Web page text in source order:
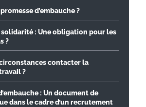
d’embauche ?
solidarité : Une obligation pour les
?
contacter la
?
: Un document de
dans le cadre d’un recrutement